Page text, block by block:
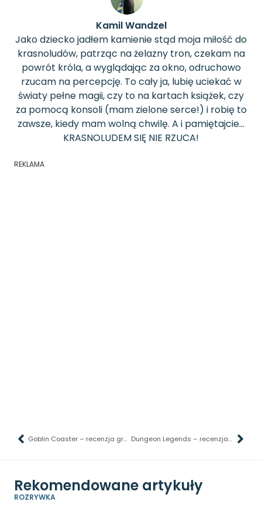
Kamil Wandzel
Jako dziecko jadłem kamienie stąd moja miłość do
krasnoludów, patrząc na żelazny tron, czekam na
powrót króla, a wyglądając za okno, odruchowo
rzucam na percepcję. To cały ja, lubię uciekać w
światy pełne magii, czy to na kartach książek, czy
za pomocą konsoli (mam zielone serce!) i robię to
zawsze, kiedy mam wolną chwilę. A i pamiętajcie...
KRASNOLUDEM SIĘ NIE RZUCA!
REKLAMA
Goblin Coaster – recenzja gry planszowej – Wszystkie ręce na wagonik Dungeon Legends – recenzja – Chodź poznasz moje podziemia
Rekomendowane artykuły
ROZRYWKA